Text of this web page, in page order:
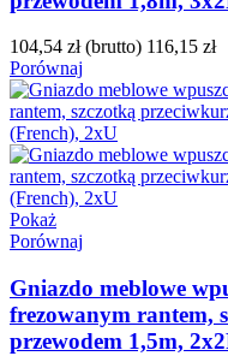
104,54 zł (brutto) 116,15 zł
Porównaj
Pokaż
Porównaj
Gniazdo meblowe
frezowanym rantem,
przewodem 1,5m,